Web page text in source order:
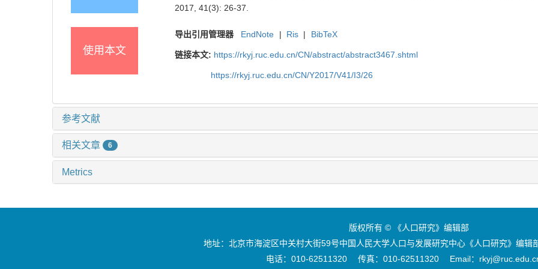
2017, 41(3): 26-37.
使用本文
导出引用管理器 EndNote | Ris | BibTeX
链接本文: https://rkyj.ruc.edu.cn/CN/abstract/abstract3467.shtml
https://rkyj.ruc.edu.cn/CN/Y2017/V41/I3/26
参考文献
相关文章 6
Metrics
版权所有 © 《人口研究》编辑部
地址：北京市海淀区中关村大街59号中国人民大学人口与发展研究中心《人口研究》编
电话：010-62511320 传真：010-62511320 Email：